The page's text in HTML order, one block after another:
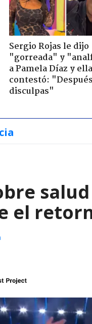
Sergio Rojas le dijo
"gorreada" y
a Pamela Díaz y ella
contestó:
disculpas"
el